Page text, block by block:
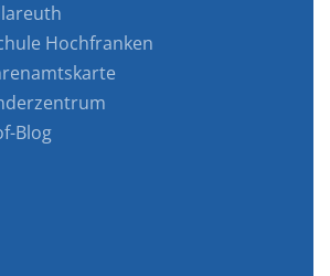
Hochfranken
Blog